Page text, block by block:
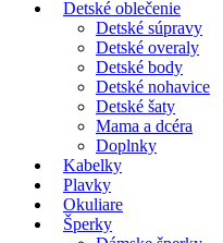
Detské oblečenie
Detské súpravy
Detské overaly
Detské body
Detské nohavice
Detské šaty
Mama a dcéra
Doplnky
Kabelky
Plavky
Okuliare
Šperky